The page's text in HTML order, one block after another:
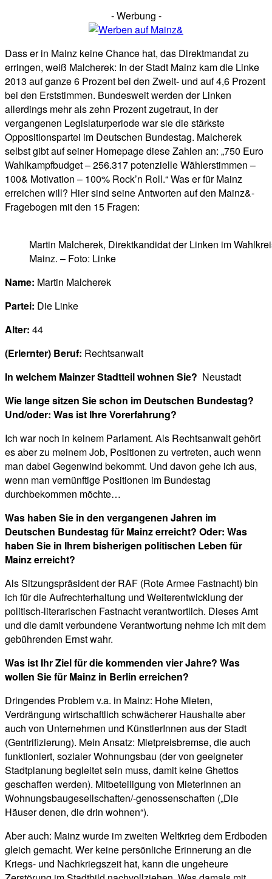
- Werbung -
Dass er in Mainz keine Chance hat, das Direktmandat zu
erringen, weiß Malcherek: In der Stadt Mainz kam die Linke
2013 auf ganze 6 Prozent bei den Zweit- und auf 4,6 Prozent
bei den Erststimmen. Bundesweit werden der Linken
allerdings mehr als zehn Prozent zugetraut, in der
vergangenen Legislaturperiode war sie die stärkste
Oppositionspartei im Deutschen Bundestag. Malcherek
selbst gibt auf seiner Homepage diese Zahlen an: „750 Euro
Wahlkampfbudget – 256.317 potenzielle Wählerstimmen –
100& Motivation – 100% Rock’n Roll.“ Was er für Mainz
erreichen will? Hier sind seine Antworten auf den Mainz&-
Fragebogen mit den 15 Fragen:
Martin Malcherek, Direktkandidat der Linken im
Mainz. – Foto: Linke
Name: Martin Malcherek
Partei: Die Linke
Alter: 44
(Erlernter) Beruf: Rechtsanwalt
In welchem Mainzer Stadtteil wohnen Sie? Neustadt
Wie lange sitzen Sie schon im Deutschen Bundestag?
Und/oder: Was ist Ihre Vorerfahrung?
Ich war noch in keinem Parlament. Als Rechtsanwalt gehört
es aber zu meinem Job, Positionen zu vertreten, auch wenn
man dabei Gegenwind bekommt. Und davon gehe ich aus,
wenn man vernünftige Positionen im Bundestag
durchbekommen möchte…
Was haben Sie in den vergangenen Jahren im
Deutschen Bundestag für Mainz erreicht? Oder: Was
haben Sie in Ihrem bisherigen politischen Leben für
Mainz erreicht?
Als Sitzungspräsident der RAF (Rote Armee Fastnacht) bin
ich für die Aufrechterhaltung und Weiterentwicklung der
politisch-literarischen Fastnacht verantwortlich. Dieses Amt
und die damit verbundene Verantwortung nehme ich mit dem
gebührenden Ernst wahr.
Was ist Ihr Ziel für die kommenden vier Jahre? Was
wollen Sie für Mainz in Berlin erreichen?
Dringendes Problem v.a. in Mainz: Hohe Mieten,
Verdrängung wirtschaftlich schwächerer Haushalte aber
auch von Unternehmen und KünstlerInnen aus der Stadt
(Gentrifizierung). Mein Ansatz: Mietpreisbremse, die auch
funktioniert, sozialer Wohnungsbau (der von geeigneter
Stadtplanung begleitet sein muss, damit keine Ghettos
geschaffen werden). Mitbeteiligung von MieterInnen an
Wohnungsbaugesellschaften/-genossenschaften („Die
Häuser denen, die drin wohnen“).
Aber auch: Mainz wurde im zweiten Weltkrieg dem Erdboden
gleich gemacht. Wer keine persönliche Erinnerung an die
Kriegs- und Nachkriegszeit hat, kann die ungeheure